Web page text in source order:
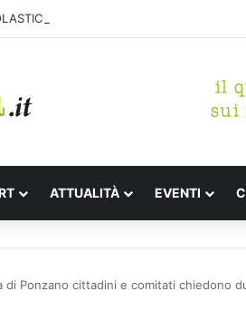
DI MARINA, CONCLUSA LA
ATTUALITÀ EVENTI
di Ponzano cittadini e comitati chiedono